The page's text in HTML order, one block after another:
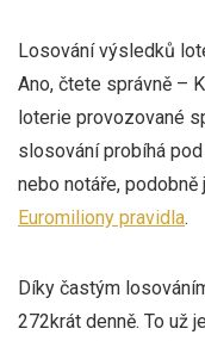
Losování výsledků
Ano, čtete správně –
loterie provozované
slosování probíhá
nebo notáře,
Euromiliony pravidla.
Díky častým
272krát denně. To už